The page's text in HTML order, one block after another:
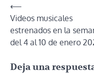
Navegación
de
entradas
⟵
Videos musicales
estrenados en la
del 4 al 10 de enero
Deja una